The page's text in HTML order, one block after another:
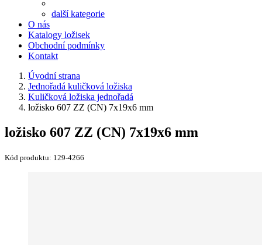
další kategorie
O nás
Katalogy ložisek
Obchodní podmínky
Kontakt
Úvodní strana
Jednořadá kuličková ložiska
Kuličková ložiska jednořadá
ložisko 607 ZZ (CN) 7x19x6 mm
ložisko 607 ZZ (CN) 7x19x6 mm
Kód produktu: 129-4266